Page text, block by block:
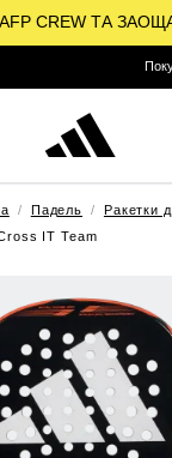
CREW ТА
Падель
Ракетки
IT Team